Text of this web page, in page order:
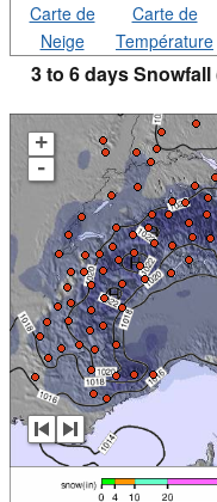
Carte de
Neige
Carte de
Température
3 to 6 days
+
-